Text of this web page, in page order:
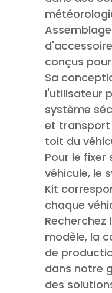
conçus
Sa
l'utilisateur
système
et transport
toit du
Pour le fixer
véhicule, le
Kit
chaque
Recherchez
modèle, la
de
dans notre
des